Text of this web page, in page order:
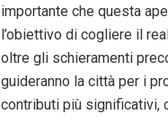
importante che questa
l’obiettivo di cogliere il
oltre gli schieramenti
guideranno la città per i
contributi più significativi,